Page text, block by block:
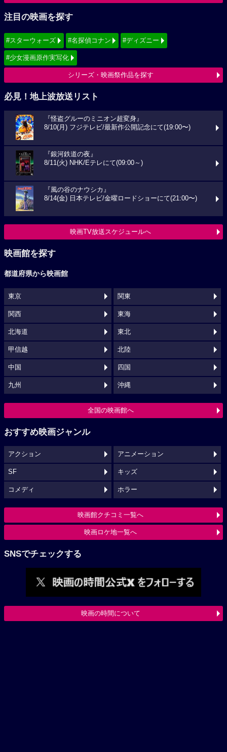
注目の映画を探す
#スターウォーズ #名探偵コナン #ディズニー
#少女漫画原作実写化
シリーズ・映画祭作品を探す
必見！地上波放送リスト
『怪盗グルーのミニオン超変身』
8/10(月) フジテレビ/最新作公開記念にて(19:00〜)
『銀河鉄道の夜』
8/11(火) NHK/Eテレにて(09:00～)
『風の谷のナウシカ』
8/14(金) 日本テレビ/金曜ロードショーにて(21:00〜)
映画TV放送スケジュールへ
映画館を探す
都道府県から映画館
東京 関東
関西 東海
北海道 東北
甲信越 北陸
中国 四国
九州 沖縄
全国の映画館へ
おすすめ映画ジャンル
アクション アニメーション
SF キッズ
コメディ ホラー
映画館クチコミ一覧へ
映画ロケ地一覧へ
SNSでチェックする
映画の時間について